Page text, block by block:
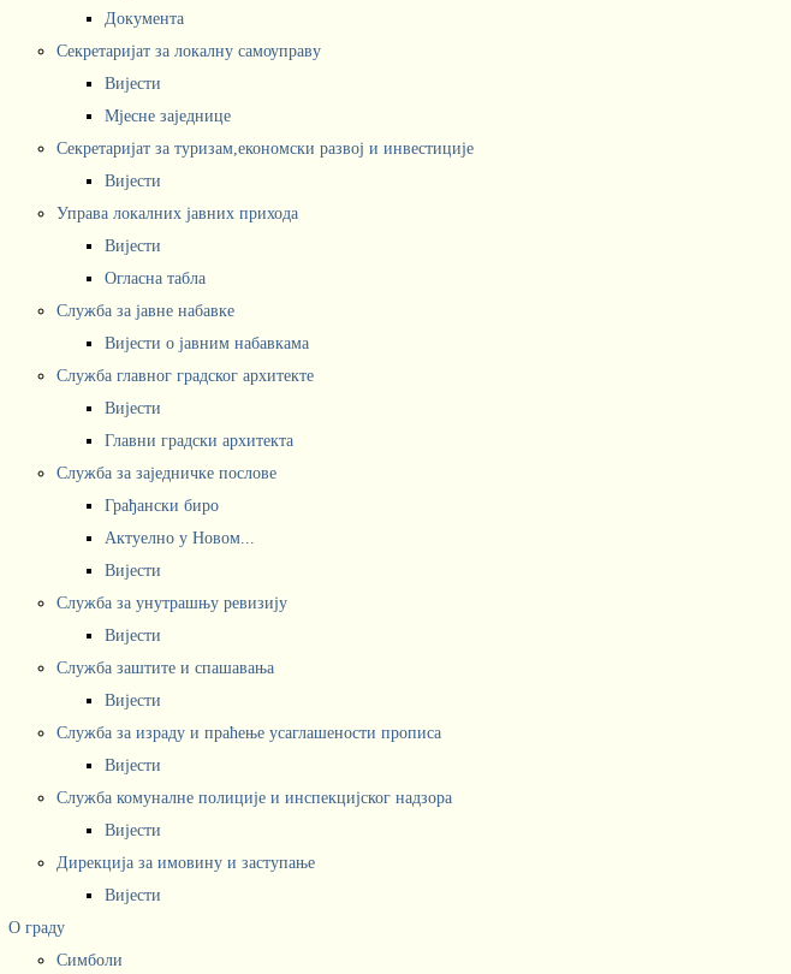
Документа
Секретаријат за локалну самоуправу
Вијести
Мјесне заједнице
Секретаријат за туризам,економски развој и инвестиције
Вијести
Управа локалних јавних прихода
Вијести
Огласна табла
Служба за јавне набавке
Вијести о јавним набавкама
Служба главног градског архитекте
Вијести
Главни градски архитекта
Служба за заједничке послове
Грађански биро
Актуелно у Новом...
Вијести
Служба за унутрашњу ревизију
Вијести
Служба заштите и спашавања
Вијести
Служба за израду и праћење усаглашености прописа
Вијести
Служба комуналне полиције и инспекцијског надзора
Вијести
Дирекција за имовину и заступање
Вијести
О граду
Симболи